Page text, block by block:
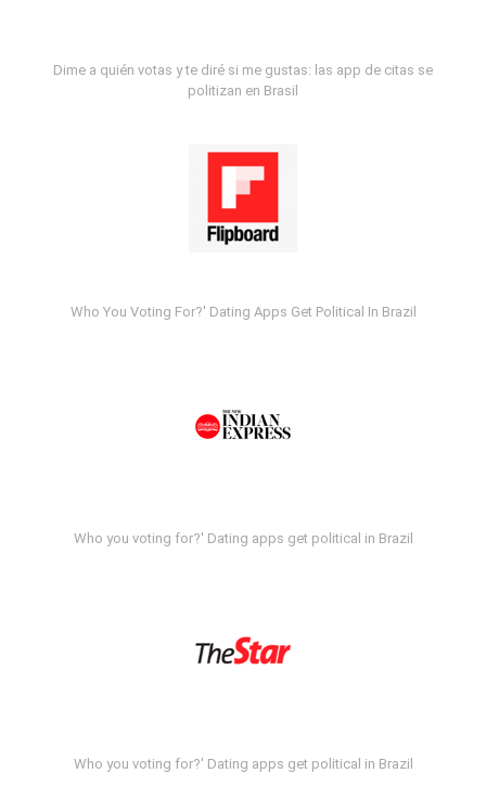
Dime a quién votas y te diré si me gustas: las app de citas se
politizan en Brasil
Who You Voting For?' Dating Apps Get Political In Brazil
Who you voting for?' Dating apps get political in Brazil
Who you voting for?' Dating apps get political in Brazil